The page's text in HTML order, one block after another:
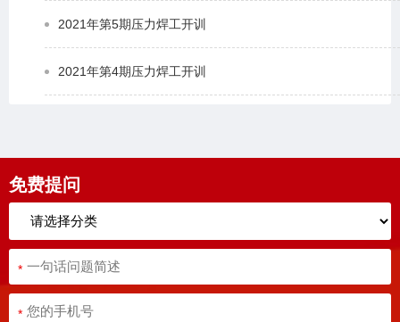
2021年第5期压力焊工开训
2021年第4期压力焊工开训
免费提问
*
*